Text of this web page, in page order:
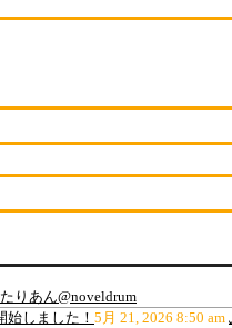
りあん@noveldrum
しました！ 5月 21, 2026 8:50 am